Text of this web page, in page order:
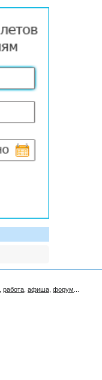
работа афиша форум